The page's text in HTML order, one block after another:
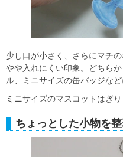
少し口が小さく、さらにマチ
やや入れにくい印象。どちら
ル、ミニサイズの缶バッジなど
ミニサイズのマスコットはぎ
ちょっとした小物を